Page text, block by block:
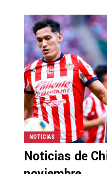
NOTICIAS
Noticias de